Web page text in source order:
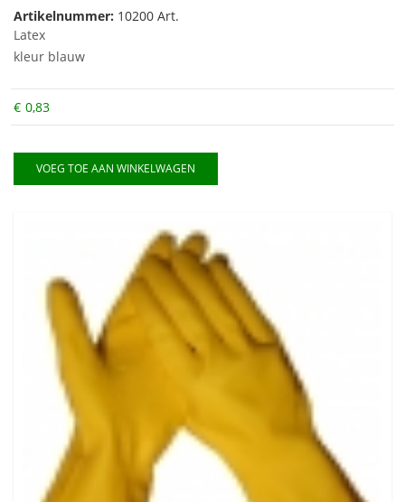
Artikelnummer: 10200 Art.
Latex
kleur blauw
€ 0,83
VOEG TOE AAN WINKELWAGEN